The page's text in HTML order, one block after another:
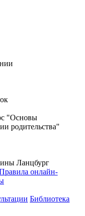
"Основы
родительства"
Ланцбург
онлайн-
Библиотека